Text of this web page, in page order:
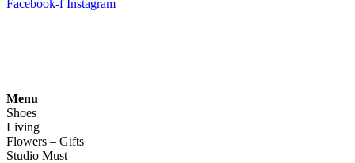
Facebook-f Instagram
Menu
Shoes
Living
Flowers – Gifts
Studio Must